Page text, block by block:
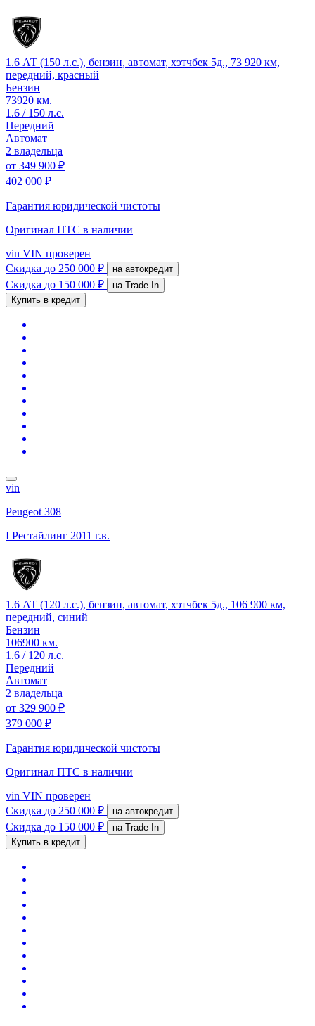
1.6 АТ (150 л.с.), бензин, автомат, хэтчбек 5д., 73 920 км,
передний, красный
Бензин
73920 км.
1.6 / 150 л.с.
Передний
Автомат
2 владельца
от 349 900 ₽
402 000 ₽
Гарантия юридической чистоты
Оригинал ПТС в наличии
vin VIN проверен
Скидка до 250 000 ₽ на автокредит
Скидка до 150 000 ₽
на Trade-In
Купить в кредит
vin
Peugeot 308
I Рестайлинг 2011 г.в.
1.6 АТ (120 л.с.), бензин, автомат, хэтчбек 5д., 106 900 км,
передний, синий
Бензин
106900 км.
1.6 / 120 л.с.
Передний
Автомат
2 владельца
от 329 900 ₽
379 000 ₽
Гарантия юридической чистоты
Оригинал ПТС в наличии
vin VIN проверен
Скидка до 250 000 ₽ на автокредит
Скидка до 150 000 ₽
на Trade-In
Купить в кредит